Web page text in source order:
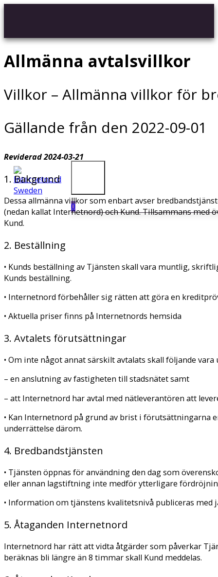
0
Allmänna avtalsvillkor
Villkor – Allmänna villkor för
Gällande från den 2022-09-01
Reviderad 2024-03-21
1. Bakgrund
Dessa allmänna villkor som enbart avser
(nedan kallat Internetnord) och Kund. Tillsammans
Kund.
2. Beställning
• Kunds beställning av Tjänsten skall vara muntlig,
Kunds beställning.
• Internetnord förbehåller sig rätten att göra en
• Aktuella priser finns på Internetnords hemsida
3. Avtalets förutsättningar
• Om inte något annat särskilt avtalats skall följande
– en anslutning av fastigheten till stadsnätet samt
– att Internetnord har avtal med nätleverantören att
• Kan Internetnord på grund av brist i
underrättelse därom.
4. Bredbandstjänsten
• Tjänsten öppnas för användning den dag som
eller annan lagstiftning inte medför ytterligare
• Information om tjänstens kvalitetsnivå publiceras
5. Åtaganden Internetnord
Internetnord har rätt att vidta åtgärder som påverkar
beräknas bli längre än 8 timmar skall Kund meddelas.